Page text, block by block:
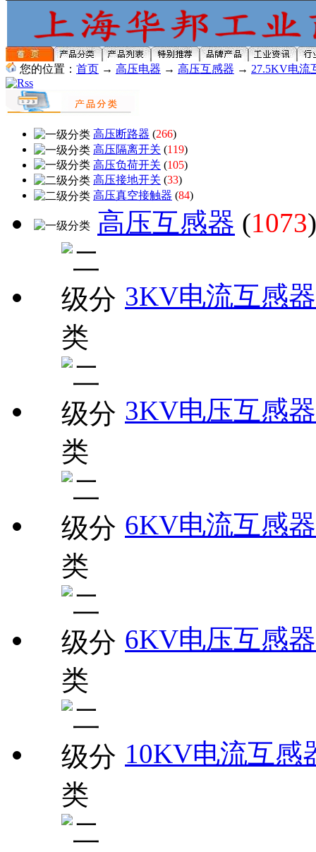
您的位置： 首页 → 高压电器 → 高压互感器 → 27.5KV电流
高压断路器 (266)
高压隔离开关 (119)
高压负荷开关 (105)
高压接地开关 (33)
高压真空接触器 (84)
高压互感器 (1073)
3KV电流互感器
3KV电压互感器
6KV电流互感器
6KV电压互感器
10KV电流互感